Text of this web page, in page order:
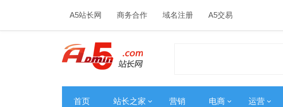
A5站长网 商务合作 域名注册 A5交易
首页 站长之家 营销 电商 运营